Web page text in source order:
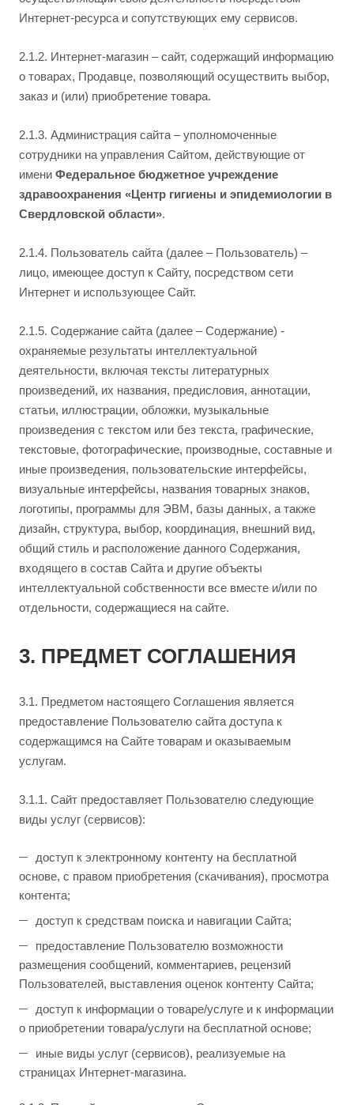
Интернет-ресурса и сопутствующих ему сервисов.
2.1.2. Интернет-магазин – сайт, содержащий информацию
о товарах, Продавце, позволяющий осуществить выбор,
заказ и (или) приобретение товара.
2.1.3. Администрация сайта – уполномоченные
сотрудники на управления Сайтом, действующие от
имени Федеральное бюджетное учреждение
здравоохранения «Центр гигиены и эпидемиологии в
Свердловской области».
2.1.4. Пользователь сайта (далее – Пользователь) –
лицо, имеющее доступ к Сайту, посредством сети
Интернет и использующее Сайт.
2.1.5. Содержание сайта (далее – Содержание) -
охраняемые результаты интеллектуальной
деятельности, включая тексты литературных
произведений, их названия, предисловия, аннотации,
статьи, иллюстрации, обложки, музыкальные
произведения с текстом или без текста, графические,
текстовые, фотографические, производные, составные и
иные произведения, пользовательские интерфейсы,
визуальные интерфейсы, названия товарных знаков,
логотипы, программы для ЭВМ, базы данных, а также
дизайн, структура, выбор, координация, внешний вид,
общий стиль и расположение данного Содержания,
входящего в состав Сайта и другие объекты
интеллектуальной собственности все вместе и/или по
отдельности, содержащиеся на сайте.
3. ПРЕДМЕТ СОГЛАШЕНИЯ
3.1. Предметом настоящего Соглашения является
предоставление Пользователю сайта доступа к
содержащимся на Сайте товарам и оказываемым
услугам.
3.1.1. Сайт предоставляет Пользователю следующие
виды услуг (сервисов):
доступ к электронному контенту на бесплатной
основе, с правом приобретения (скачивания), просмотра
контента;
доступ к средствам поиска и навигации Сайта;
предоставление Пользователю возможности
размещения сообщений, комментариев, рецензий
Пользователей, выставления оценок контенту Сайта;
доступ к информации о товаре/услуге и к информации
о приобретении товара/услуги на бесплатной основе;
иные виды услуг (сервисов), реализуемые на
страницах Интернет-магазина.